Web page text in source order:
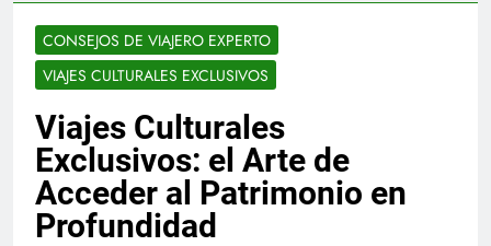
CONSEJOS DE VIAJERO EXPERTO
VIAJES CULTURALES EXCLUSIVOS
Viajes Culturales
Exclusivos: el Arte de
Acceder al Patrimonio en
Profundidad